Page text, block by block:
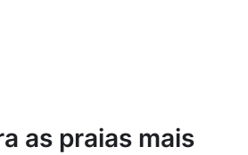
as praias mais